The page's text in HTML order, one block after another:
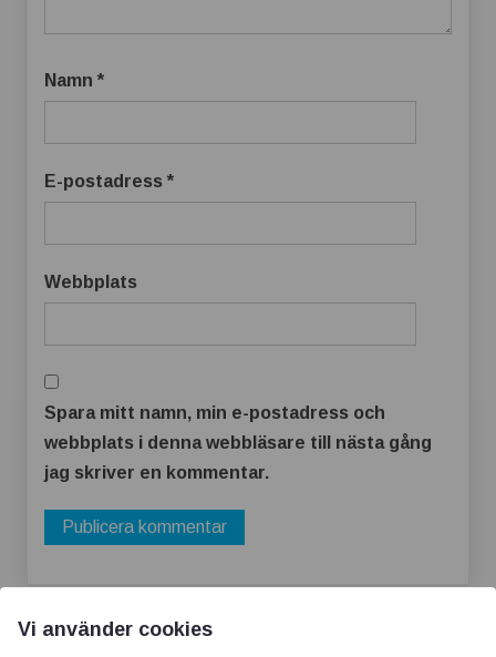
Namn *
E-postadress *
Webbplats
Spara mitt namn, min e-postadress och
webbplats i denna webbläsare till nästa gång
jag skriver en kommentar.
Vi använder cookies